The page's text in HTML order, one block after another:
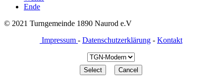
Ende
© 2021 Turngemeinde 1890 Naurod e.V
Impressum - Datenschutzerklärung - Kontakt